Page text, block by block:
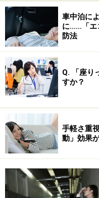
難しい運動は不
「ストレッチポ
車中泊に
に……「エ
防法
Q. 「座り
すか？
手軽さ重
動」効果